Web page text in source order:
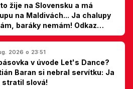
žije na Slovensku a má
na Maldivách... Ja chalupy
baráky nemám! Odkaz
2026 o 23:51
v úvode Let's Dance?
Baran si nebral servítku: Ja
stratil slová!